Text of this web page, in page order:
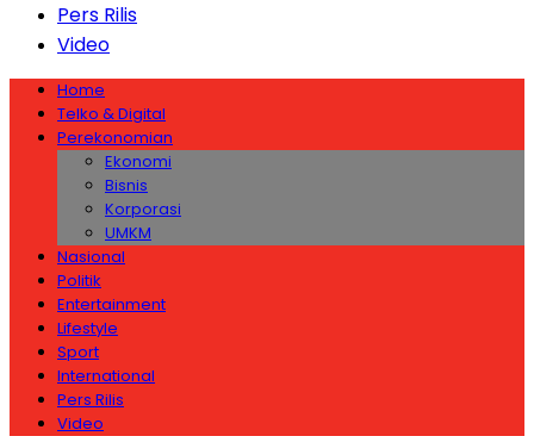
Pers Rilis
Video
Home
Telko & Digital
Perekonomian
Ekonomi
Bisnis
Korporasi
UMKM
Nasional
Politik
Entertainment
Lifestyle
Sport
International
Pers Rilis
Video